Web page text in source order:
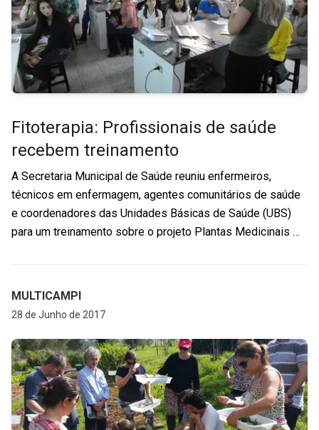
Fitoterapia: Profissionais de saúde
recebem treinamento
A Secretaria Municipal de Saúde reuniu enfermeiros,
técnicos em enfermagem, agentes comunitários de saúde
e coordenadores das Unidades Básicas de Saúde (UBS)
para um treinamento sobre o projeto Plantas Medicinais …
MULTICAMPI
28 de Junho de 2017